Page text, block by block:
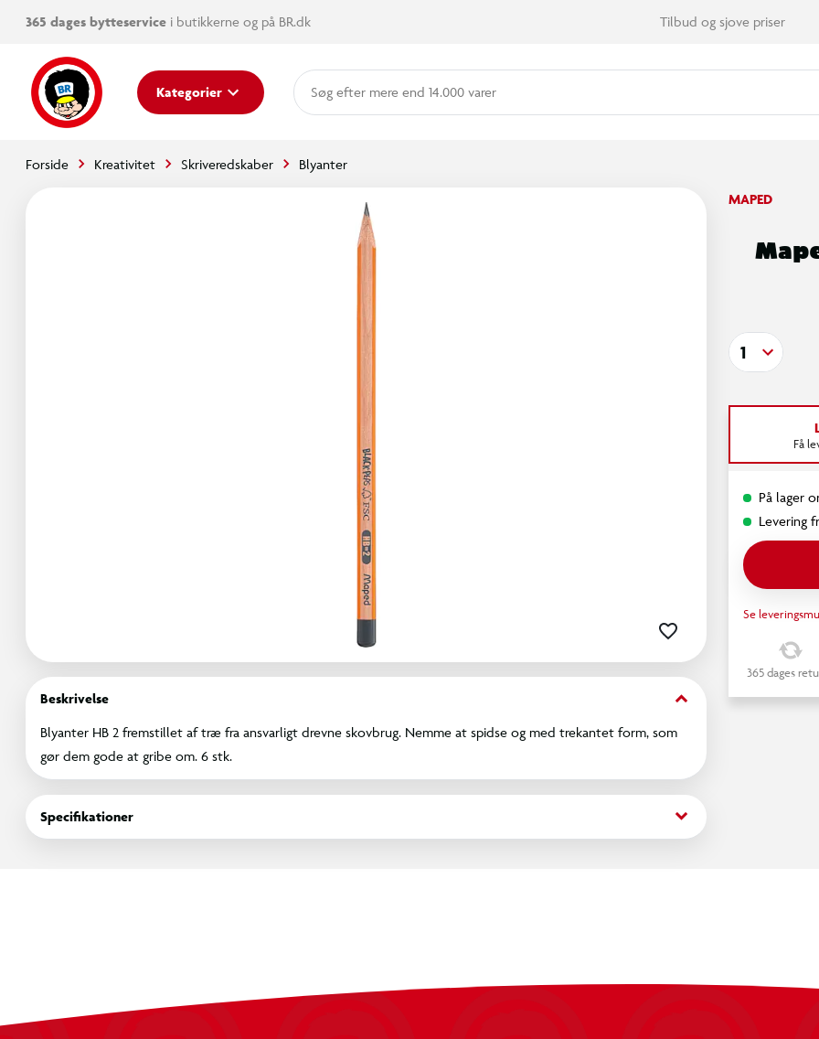
365 dages bytteservice i butikkerne og på BR.dk Tilbud og sjove priser
Kategorier mere end 14.000 varer
Forside Kreativitet Skriveredskaber Blyanter
Beskrivelse keyboard_arrow_down
Blyanter HB 2 fremstillet af træ fra ansvarligt drevne skovbrug. Nemme at spidse og med trekantet form, som
gør dem gode at gribe om. 6 stk.
Specifikationer keyboard_arrow_down
MAPED
1
Få
På lager
Levering
Se
365 dages